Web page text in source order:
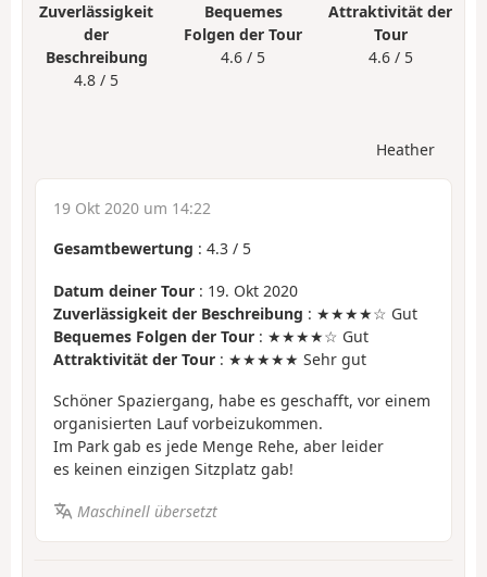
Zuverlässigkeit
der
Beschreibung
4.8 / 5
Bequemes
Folgen der Tour
4.6 / 5
Attraktivität der
Tour
4.6 / 5
Heather
19 Okt 2020 um 14:22
Gesamtbewertung : 4.3 / 5
Datum deiner Tour : 19. Okt 2020
Zuverlässigkeit der Beschreibung : ★★★★☆ Gut
Bequemes Folgen der Tour : ★★★★☆ Gut
Attraktivität der Tour : ★★★★★ Sehr gut
Schöner Spaziergang, habe es geschafft, vor einem
organisierten Lauf vorbeizukommen.
Im Park gab es jede Menge Rehe, aber leider
es keinen einzigen Sitzplatz gab!
Maschinell übersetzt